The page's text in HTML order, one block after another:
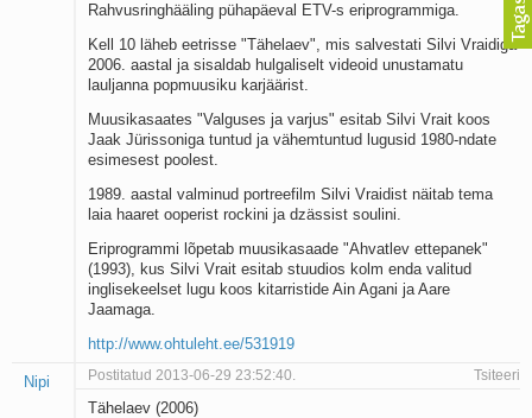
Rahvusringhääling pühapäeval ETV-s eriprogrammiga.
Kell 10 läheb eetrisse "Tähelaev", mis salvestati Silvi Vraidiga
2006. aastal ja sisaldab hulgaliselt videoid unustamatu
lauljanna popmuusiku karjäärist.
Muusikasaates "Valguses ja varjus" esitab Silvi Vrait koos
Jaak Jürissoniga tuntud ja vähemtuntud lugusid 1980-ndate
esimesest poolest.
1989. aastal valminud portreefilm Silvi Vraidist näitab tema
laia haaret ooperist rockini ja dzässist soulini.
Eriprogrammi lõpetab muusikasaade "Ahvatlev ettepanek"
(1993), kus Silvi Vrait esitab stuudios kolm enda valitud
inglisekeelset lugu koos kitarristide Ain Agani ja Aare
Jaamaga.
http://www.ohtuleht.ee/531919
Nipi Postitatud 2013-06-29 23:52:40. Tsiteeri
Tähelaev (2006)